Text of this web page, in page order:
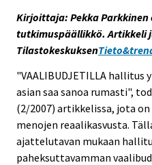
Kirjoittaja: Pekka Parkkinen
tutkimuspäällikkö. Artikkeli
Tilastokeskuksen
"VAALIBUDJETILLA hallitus
asian saa sanoa rumasti",
(2/2007) artikkelissa, jota
menojen reaalikasvusta.
ajattelutavan mukaan
paheksuttavamman